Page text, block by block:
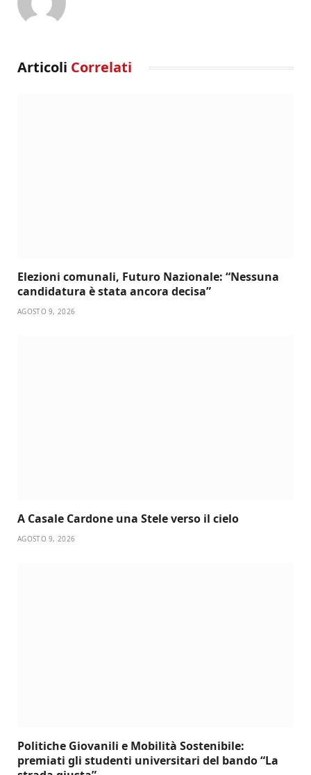
Articoli Correlati
Elezioni comunali, Futuro Nazionale: “Nessuna
candidatura è stata ancora decisa”
AGOSTO 9, 2026
A Casale Cardone una Stele verso il cielo
AGOSTO 9, 2026
Politiche Giovanili e Mobilità Sostenibile:
premiati gli studenti universitari del bando “La